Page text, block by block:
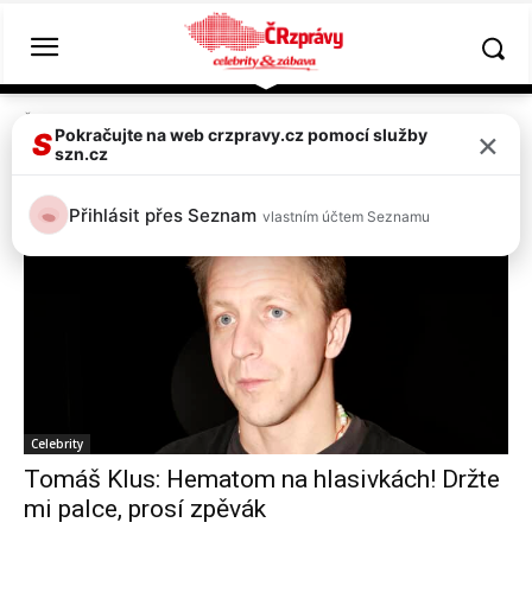
Štítky
Tag:Tomáš Klus
Celebrity
Tomáš Klus: Hematom na hlasivkách! Držte
mi palce, prosí zpěvák
SPokračujte na web crzpravy.cz pomocí služby
szn.cz
×
Přihlásit přes Seznam vlastním účtem Seznamu